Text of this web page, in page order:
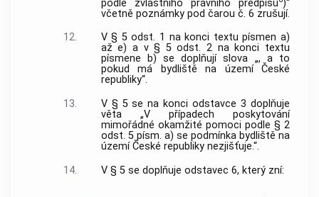
podle zvláštního právního předpisu )“
včetně poznámky pod čarou č. 6 zrušují.
12.
V § 5 odst. 1 na konci textu písmen a)
až e) a v § 5 odst. 2 na konci textu
písmene b) se doplňují slova „, a to
pokud má bydliště na území České
republiky“.
13.
V § 5 se na konci odstavce 3 doplňuje
věta „V případech poskytování
mimořádné okamžité pomoci podle § 2
odst. 5 písm. a) se podmínka bydliště na
území České republiky nezjišťuje.“.
14.
V § 5 se doplňuje odstavec 6, který zní: